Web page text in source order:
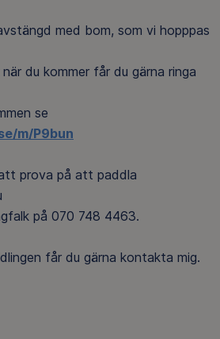
med bom, som vi hopppas
du kommer får du gärna ringa
se
m/P9bun
prova på att paddla
på 070 748 4463.
får du gärna kontakta mig.